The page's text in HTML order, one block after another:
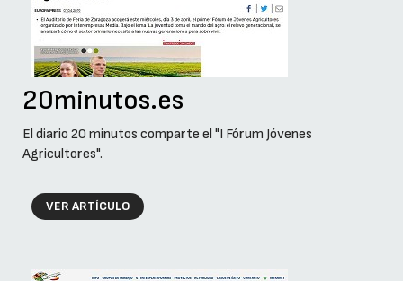
20minutos.es
El diario 20 minutos comparte el "I Fórum Jóvenes
Agricultores".
VER ARTÍCULO